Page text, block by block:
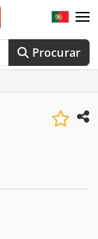
Procurar